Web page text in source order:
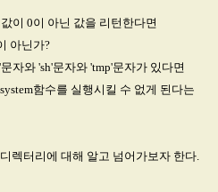
이 0이 아닌 값을 리턴한다면
아닌가?
자와 'sh'문자와 'tmp'문자가 있다면
함수를 실행시킬 수 없게 된다는
렉터리에 대해 알고 넘어가보자 한다.